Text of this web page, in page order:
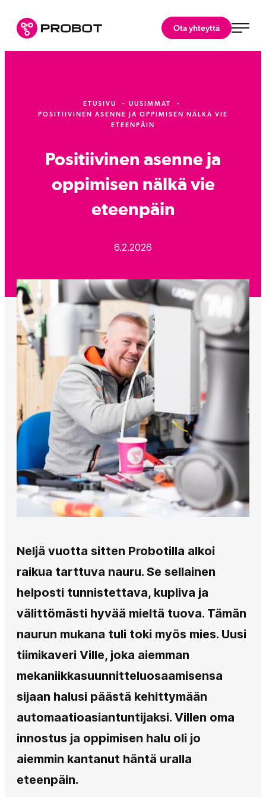
suoraan
sisältöön
Probot Oy
Ota yhteyttä
ETUSIVU
UUSIMMAT
POSITIIVINEN ASENNE JA OPPIMISEN NÄLKÄ VIE
ETEENPÄIN
Positiivinen asenne ja
oppimisen nälkä vie
eteenpäin
6.2.2026
Neljä vuotta sitten Probotilla alkoi
raikua tarttuva nauru. Se sellainen
helposti tunnistettava, kupliva ja
välittömästi hyvää mieltä tuova. Tämän
naurun mukana tuli toki myös mies. Uusi
tiimikaveri Ville, joka aiemman
mekaniikkasuunnitteluosaamisensa
sijaan halusi päästä kehittymään
automaatioasiantuntijaksi. Villen oma
innostus ja oppimisen halu oli jo
aiemmin kantanut häntä uralla
eteenpäin.